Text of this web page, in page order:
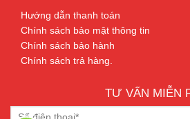
Hướng dẫn thanh toán
Chính sách bảo mật thông tin
Chính sách bảo hành
Chính sách trả hàng.
TƯ VẤN MIỄN